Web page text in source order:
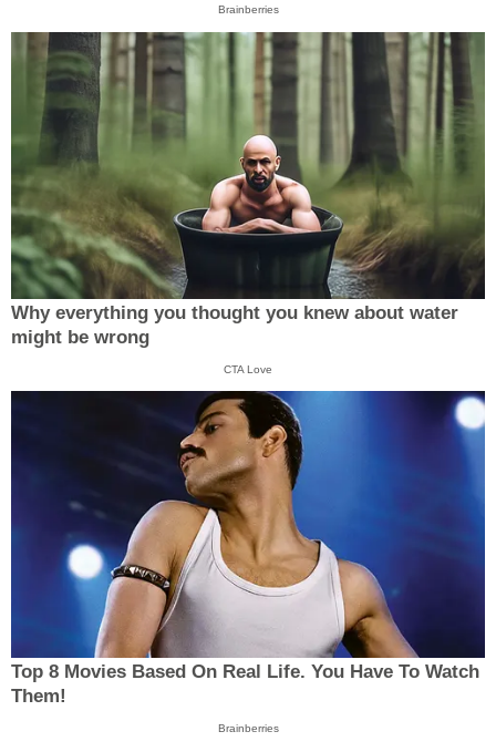
Brainberries
Why everything you thought you knew about water
might be wrong
CTA Love
Top 8 Movies Based On Real Life. You Have To Watch
Them!
Brainberries